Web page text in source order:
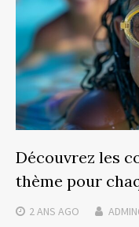
Découvrez les
thème pour
2 ANS AGO